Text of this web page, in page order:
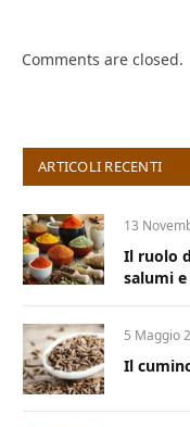
Comments are closed.
ARTICOLI RECENTI
13
Il ruolo
salumi
5 Maggio
Il